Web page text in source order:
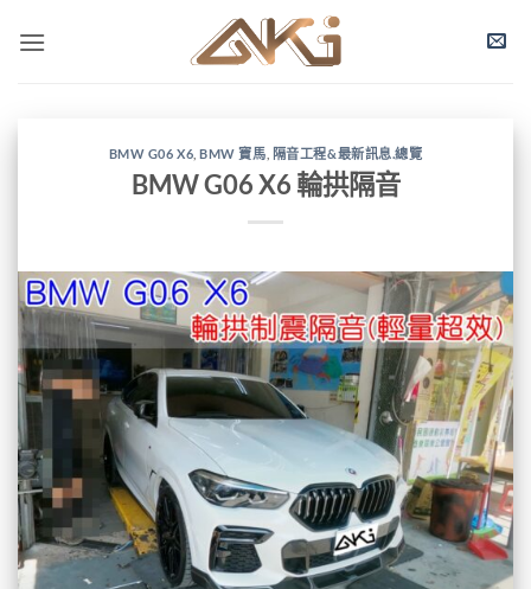
BMW G06 X6 ,BMW 寶馬 隔音工程&最新訊息.總覽
BMW G06 X6 輪拱隔音